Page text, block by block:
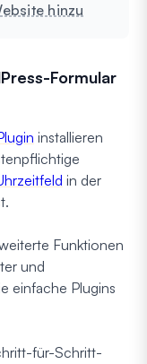
hinzu
Formular
installieren
in der
Funktionen
und
einfache Plugins
für-Schritt-